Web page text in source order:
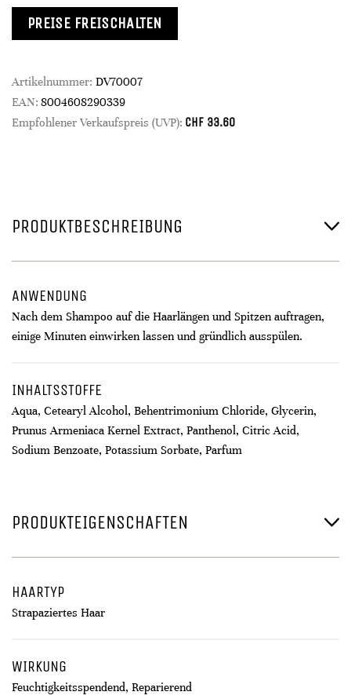
PREISE FREISCHALTEN
Artikelnummer: DV70007
EAN: 8004608290339
Empfohlener Verkaufspreis (UVP): CHF 33.60
PRODUKTBESCHREIBUNG
ANWENDUNG
Nach dem Shampoo auf die Haarlängen und Spitzen auftragen,
einige Minuten einwirken lassen und gründlich ausspülen.
INHALTSSTOFFE
Aqua, Cetearyl Alcohol, Behentrimonium Chloride, Glycerin,
Prunus Armeniaca Kernel Extract, Panthenol, Citric Acid,
Sodium Benzoate, Potassium Sorbate, Parfum
PRODUKTEIGENSCHAFTEN
HAARTYP
Strapaziertes Haar
WIRKUNG
Feuchtigkeitsspendend, Reparierend